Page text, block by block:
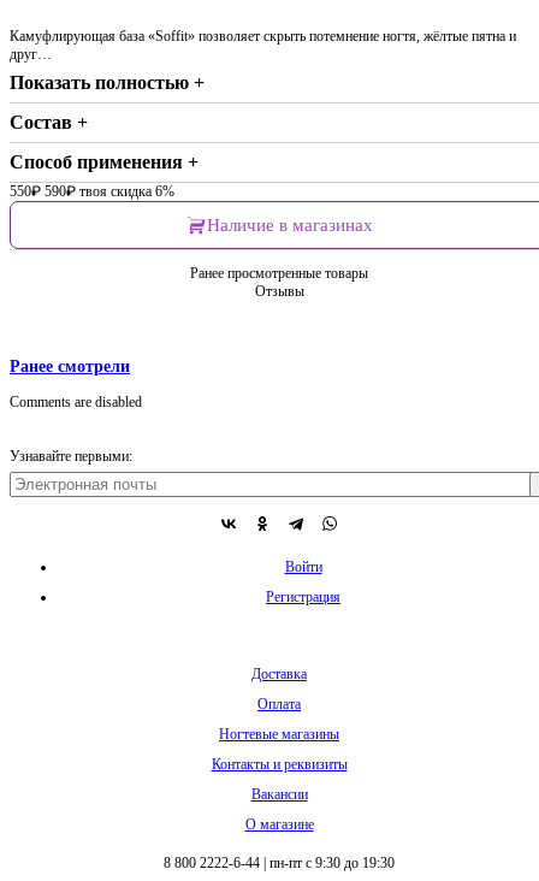
Камуфлирующая база «Soffit» позволяет скрыть потемнение ногтя, жёлтые пятна и
друг…
Показать полностью +
Состав +
Способ применения +
550₽ 590₽ твоя скидка 6%
Наличие в магазинах
Ранее просмотренные товары
Отзывы
Ранее смотрели
Comments are disabled
Узнавайте первыми:
Войти
Регистрация
Доставка
Оплата
Ногтевые магазины
Контакты и реквизиты
Вакансии
О магазине
8 800 2222-6-44 пн-пт с 9:30 до 19:30